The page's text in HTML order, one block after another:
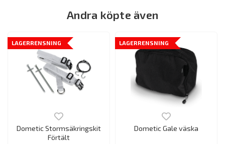
Andra köpte även
LAGERRENSNING
Dometic Stormsäkringskit
Förtält
LAGERRENSNING
Dometic Gale väska